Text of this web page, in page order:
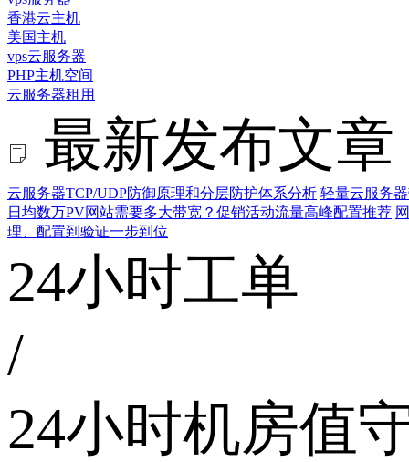
香港云主机
美国主机
vps云服务器
PHP主机空间
云服务器租用
最新发布文章
云服务器TCP/UDP防御原理和分层防护体系分析 轻量云服务
日均数万PV网站需要多大带宽？促销活动流量高峰配置推荐
理、配置到验证一步到位
24小时工单
/
24小时机房值